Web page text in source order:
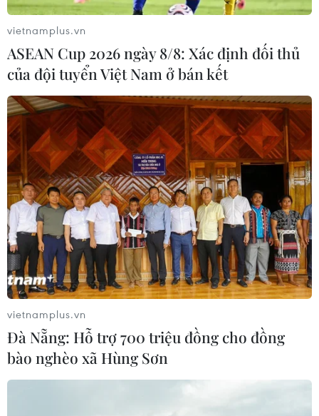
New Zealand tưởng niệm 10 năm trận
động đất kinh hoàng ở Christchurch
22/02/2021 06:03
Tại buổi lễ, những người tham gia đã dành một phút
mặc niệm vào lúc 12 giờ 51 (giờ địa phương) - đúng thời
điểm 10 năm trước đã xảy ra trận động đất - trước khi
đọc tên của 185 nạn nhân thiệt mạng.
DHL Global Forwarding sẽ chuyên chở
vietnamplus.vn
ASEAN Cup 2026 ngày 8/8: Xác định đối thủ
của đội tuyển Việt Nam ở bán kết
vietnamplus.vn
Đà Nẵng: Hỗ trợ 700 triệu đồng cho đồng
bào nghèo xã Hùng Sơn